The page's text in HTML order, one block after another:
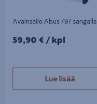
Avainsäilö Abus 797 sangalla
59,90€/kpl
59,90 € / kpl
Lue lisää